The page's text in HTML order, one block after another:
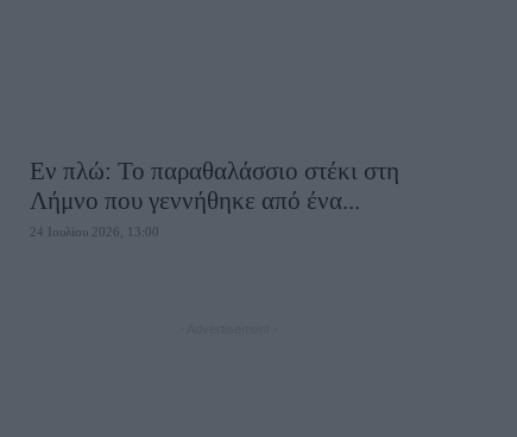
Εν πλώ: Το παραθαλάσσιο στέκι στη
Λήμνο που γεννήθηκε από ένα...
24 Ιουλίου 2026, 13:00